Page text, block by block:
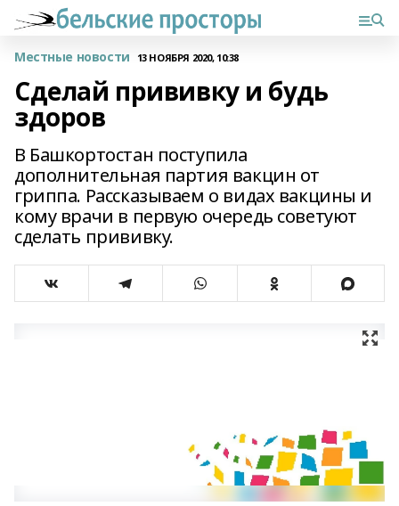
Местные новости 13 НОЯБРЯ 2020, 10:38
Сделай прививку и будь
здоров
В Башкортостан поступила
дополнительная партия вакцин от
гриппа. Рассказываем о видах вакцины и
кому врачи в первую очередь советуют
сделать прививку.